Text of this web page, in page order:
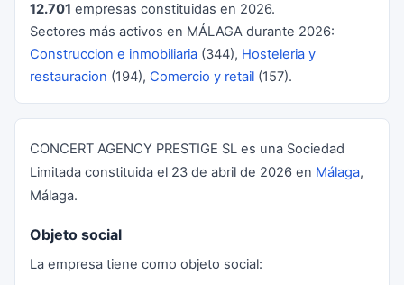
12.701 empresas constituidas en 2026.
Sectores más activos en MÁLAGA durante 2026:
Construccion e inmobiliaria (344), Hosteleria y
restauracion (194), Comercio y retail (157).
CONCERT AGENCY PRESTIGE SL es una Sociedad
Limitada constituida el 23 de abril de 2026 en Málaga,
Málaga.
Objeto social
La empresa tiene como objeto social: